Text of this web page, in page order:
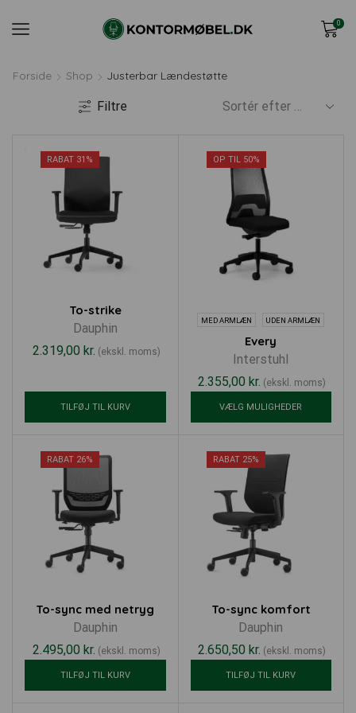
0
Forside Shop Justerbar Lændestøtte
Filtre
RABAT 31%
To-strike
Dauphin
2.319,00 kr. (ekskl. moms)
TILFØJ TIL KURV
OP TIL 50%
MED ARMLÆN UDEN ARMLÆN
Every
Interstuhl
2.355,00 kr. (ekskl. moms)
VÆLG MULIGHEDER
RABAT 26%
To-sync med netryg
Dauphin
2.495,00 kr. (ekskl. moms)
TILFØJ TIL KURV
RABAT 25%
To-sync komfort
Dauphin
2.650,50 kr. (ekskl. moms)
TILFØJ TIL KURV